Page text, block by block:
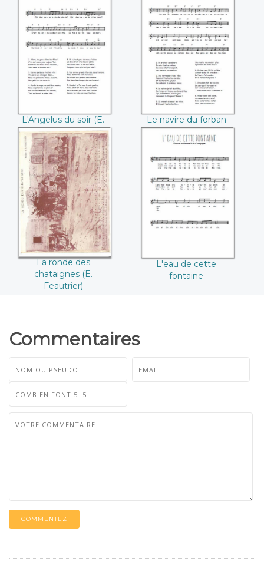
L'Angelus du soir
((E. Feautrier))
L'Angelus du soir (E.
Feautrier)
Le navire du
forban ((E.
Feautrier))
Le navire du forban
(E. Feautrier)
La ronde des
chataignes ((E.
Feautrier))
La ronde des
chataignes (E.
Feautrier)
L'eau de cette
fontaine
L'eau de cette
fontaine
Commentaires
COMMENTEZ